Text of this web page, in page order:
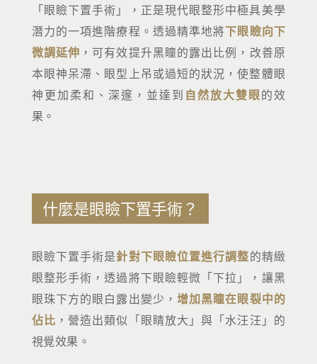
「眼瞼下置手術」，正是現代眼整形中極具美學
潛力的一項進階療程。透過精準地將下眼瞼向下
微調延伸 ，可有效提升黑瞳的露出比例，改善原
本眼神呆滯、眼型上吊或過短的狀況，使整體眼
神更加柔和、深邃，並達到 自然放大雙眼的效
果。
什麼是眼瞼下置手術？
眼瞼下置手術是針對下眼瞼位置進行調整的精緻
眼整形手術，透過將下眼瞼輕微「下拉」，讓黑
眼珠下方的眼白露出變少， 增加黑瞳在眼裂中的
佔比 ，營造出類似「眼睛放大」與「水汪汪」的
視覺效果。